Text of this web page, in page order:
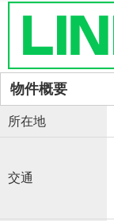
物件概要
所在地
交通